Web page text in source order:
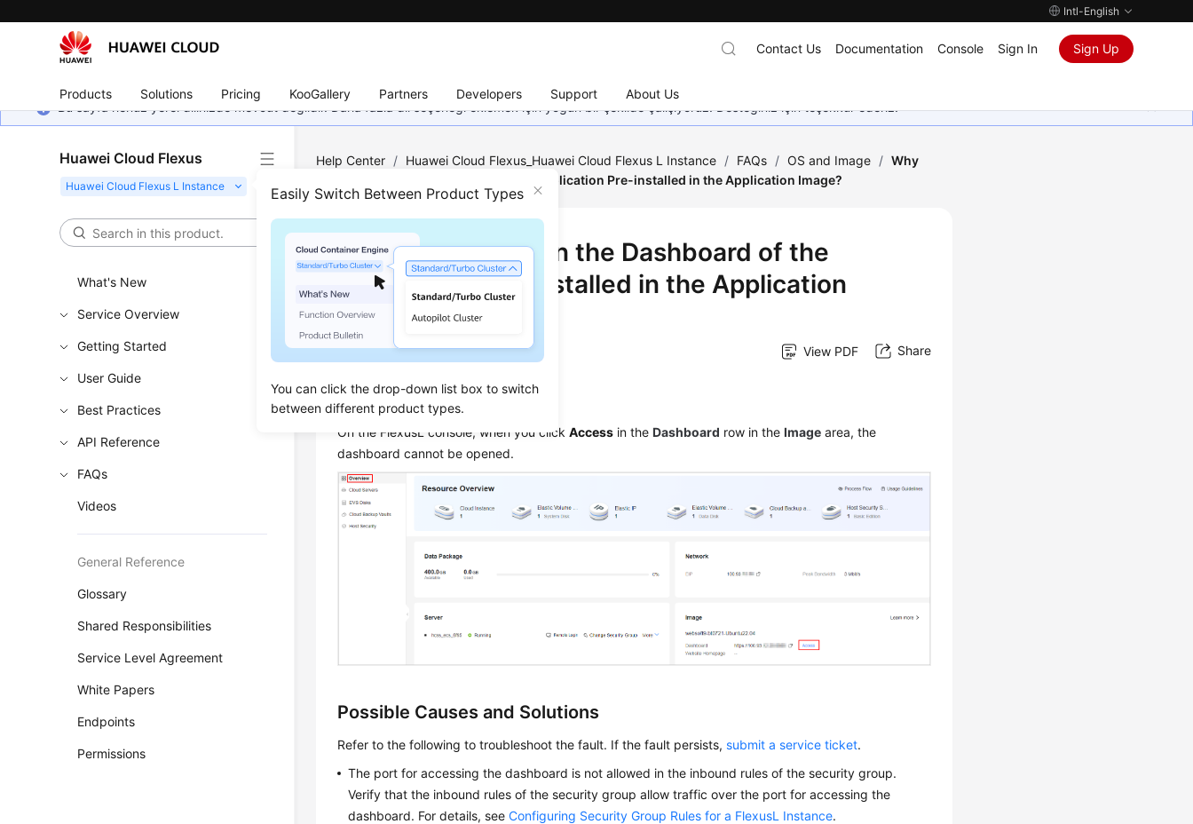
Intl-English
Products Solutions Pricing KooGallery Partners Developers Support About Us
Contact Us Documentation Console Sign In Sign Up
Bu sayfa henüz yerel dilinizde mevcut değildir. Daha fazla dil seçeneği eklemek için yoğun bir şekilde çalışıyoruz. Desteğiniz için teşekkür ederiz.
Huawei Cloud Flexus
Easily Switch Between Product Types
You can click the drop-down list box to switch
between different product types.
What's New
Service Overview
Getting Started
User Guide
Best Practices
API Reference
FAQs
Videos
General Reference
Glossary
Shared Responsibilities
Service Level Agreement
White Papers
Endpoints
Permissions
Help Center / Huawei Cloud Flexus_Huawei Cloud Flexus L Instance / FAQs / OS and Image / Why
Cannot I Open the Dashboard of the Application Pre-installed in the Application Image?
Why Cannot I Open the Dashboard of the
Application Pre-installed in the Application
Image?
Updated on2025-10-16 GMT+08:00 View PDF Share
Symptom
On the FlexusL console, when you clickAccess in theDashboard row in theImage area, the
dashboard cannot be opened.
Possible Causes and Solutions
Refer to the following to troubleshoot the fault. If the fault persists, submit a service ticket.
The port for accessing the dashboard is not allowed in the inbound rules of the security group.
Verify that the inbound rules of the security group allow traffic over the port for accessing the
dashboard. For details, seeConfiguring Security Group Rules for a FlexusL Instance.